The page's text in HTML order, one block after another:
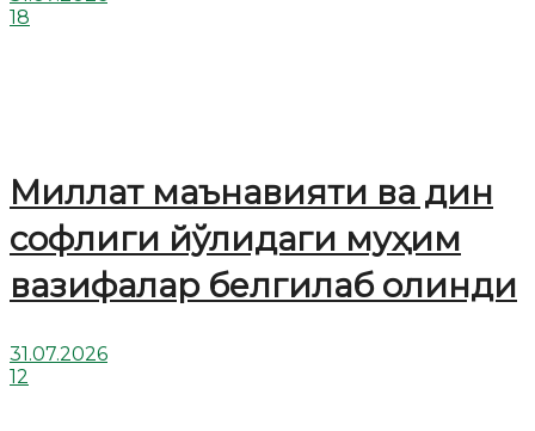
18
Миллат маънавияти ва дин
софлиги йўлидаги муҳим
вазифалар белгилаб олинди
31.07.2026
12